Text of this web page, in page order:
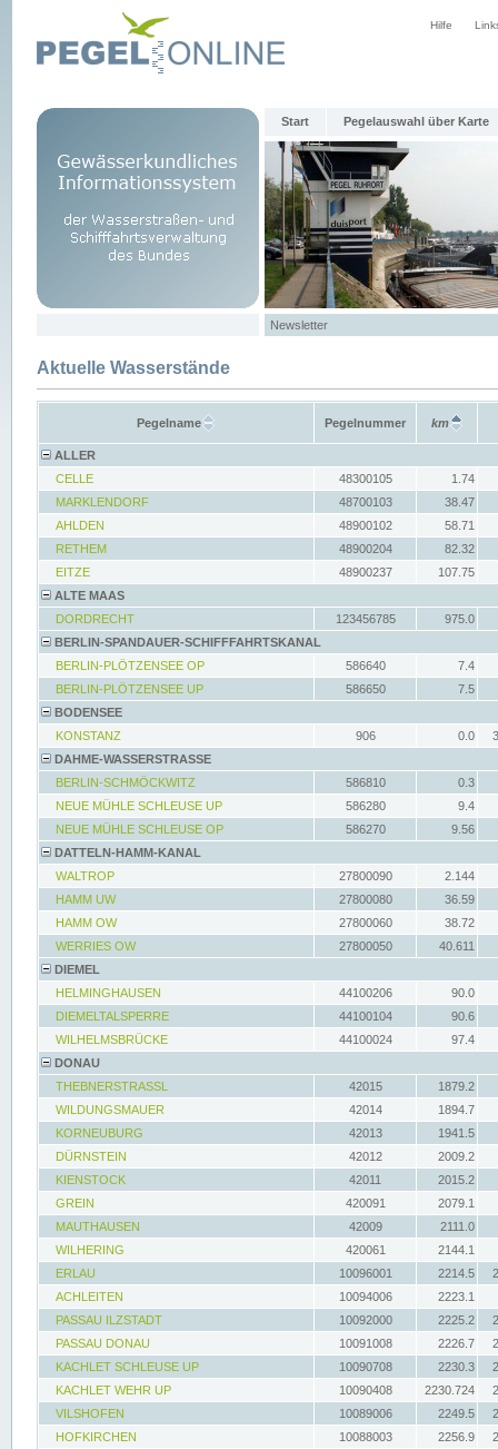
Hilfe
Start Pegelauswahl über Karte
Newsletter
Aktuelle Wasserstände
Pegelname Pegelnummer km
ALLER
CELLE
48300105
1.74
MARKLENDORF
48700103
38.47
AHLDEN
48900102
58.71
RETHEM
48900204
82.32
EITZE
48900237
107.75
ALTE MAAS
DORDRECHT
123456785
975.0
BERLIN-SPANDAUER-SCHIFFFAHRTSKANAL
BERLIN-PLÖTZENSEE OP
586640
7.4
BERLIN-PLÖTZENSEE UP
586650
7.5
BODENSEE
KONSTANZ
906 0.0
DAHME-WASSERSTRASSE
BERLIN-SCHMÖCKWITZ
586810
0.3
NEUE MÜHLE SCHLEUSE UP
586280
9.4
NEUE MÜHLE SCHLEUSE OP
586270
9.56
DATTELN-HAMM-KANAL
WALTROP
27800090
2.144
HAMM UW
27800080
36.59
HAMM OW
27800060
38.72
WERRIES OW
27800050
40.611
DIEMEL
HELMINGHAUSEN
44100206
90.0
DIEMELTALSPERRE
44100104
90.6
WILHELMSBRÜCKE
44100024
97.4
DONAU
THEBNERSTRASSL
42015
1879.2
WILDUNGSMAUER
42014
1894.7
KORNEUBURG
42013
1941.5
DÜRNSTEIN
42012
2009.2
KIENSTOCK
42011
2015.2
GREIN
420091
2079.1
MAUTHAUSEN
42009
2111.0
WILHERING
420061
2144.1
ERLAU
10096001 2214.5
ACHLEITEN
10094006
2223.1
PASSAU ILZSTADT
10092000 2225.2
PASSAU DONAU
10091008 2226.7
KACHLET SCHLEUSE UP
10090708 2230.3
KACHLET WEHR UP
10090408 2230.724
VILSHOFEN
10089006 2249.5
HOFKIRCHEN
10088003 2256.9